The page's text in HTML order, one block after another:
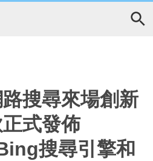
路搜尋來場創新
式發佈
搜尋引擎和